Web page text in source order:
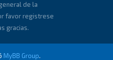
de la
favor registrese
gracias.
MyBB Group.